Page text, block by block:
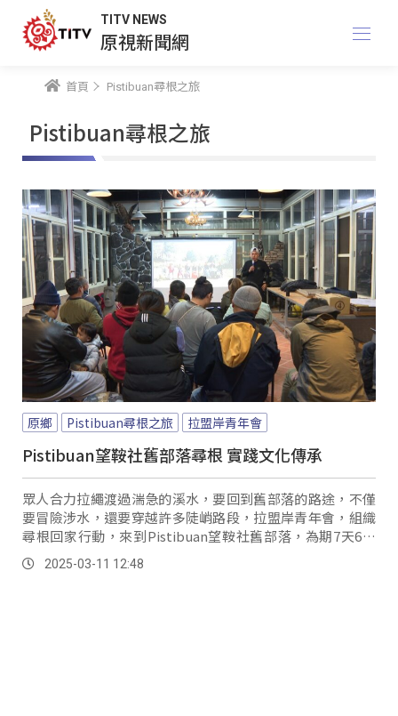
TITV NEWS
原視新聞網
首頁 Pistibuan尋根之旅
Pistibuan尋根之旅
原鄉 Pistibuan尋根之旅 拉盟岸青年會
Pistibuan望鞍社舊部落尋根 實踐文化傳承
眾人合力拉繩渡過湍急的溪水，要回到舊部落的路途，不僅
要冒險涉水，還要穿越許多陡峭路段，拉盟岸青年會，組織
尋根回家行動，來到Pistibuan望鞍社舊部落，為期7天6夜
的行程雖然辛苦；但對於每一位參與者來說，回到祖先長輩
生長的舊部落，能夠更了解族群脈絡，也提升自我身分認
2025-03-11 12:48